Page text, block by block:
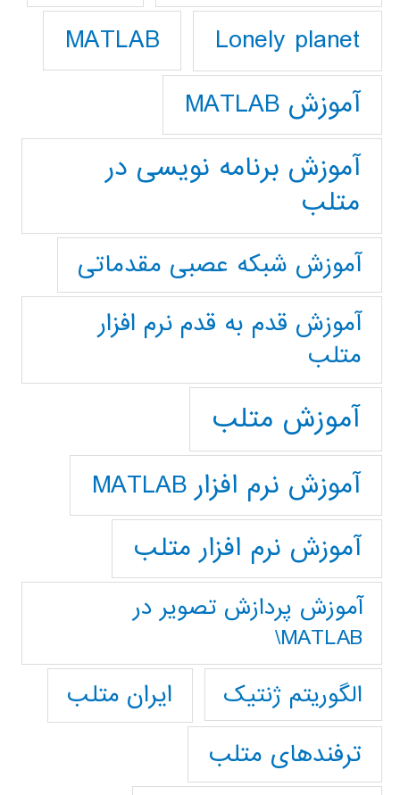
Lonely planet
MATLAB
آموزش MATLAB
آموزش برنامه نویسی در
متلب
آموزش شبکه عصبی مقدماتی
آموزش قدم به قدم نرم افزار
متلب
آموزش متلب
آموزش نرم افزار MATLAB
آموزش نرم افزار متلب
آموزش پردازش تصوير در
MATLAB\
الگوریتم ژنتیک
ایران متلب
ترفندهای متلب